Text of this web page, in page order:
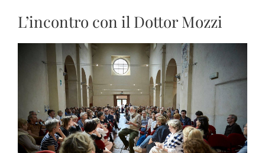
L’incontro con il Dottor Mozzi